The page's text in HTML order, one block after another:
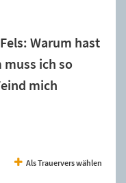
Warum hast
muss ich so
mich
Als Trauervers wählen